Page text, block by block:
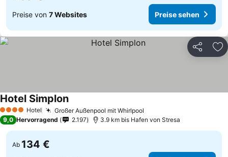
Preise von 7 Websites Preise sehen
Teilen
4 Sterne Hotel Großer Außenpool mit Whirlpool
Hotel Simplon
9,0 Hervorragend 2.197 3.9 km bis Hafen von Stresa
Ab 134 €